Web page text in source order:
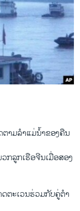
າມ​ລໍາ​ແມ່​ນໍ້າຂອງຄືນ
ກລູກເຮືອຈີນເມື່ອ​ສອງ​
ຕະ​ເວນ​ຮ່ວມ​ກັບ​ຄູ່​ຕໍາ